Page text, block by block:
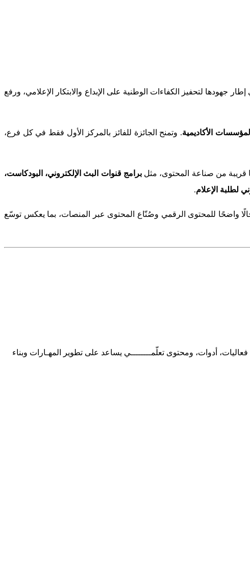
إطار جهودها لتحفيز الكفاءات الوطنية على الإبداع والابتكار الإعلامي، ورفع
الأكاديمية. وتمنح الجائزة للفائز بالمركز الأول فقط في كل فرع،
قريبة من صناعة المحتوى، مثلبرامج قنوات البث الإلكتروني، البودكاست،
لطلبة الإعلام.
واضحًا للمحتوى الرقمي وصُنّاع المحتوى عبر المنصات، بما يعكس توسّع
أدوات، ومحتوى تعلّمــــــــي يساعد على تطوير المهـارات وبناء